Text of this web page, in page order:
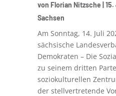
von Florian Nitzsche
Sachsen
Am Sonntag, 14. Juli
sächsische
Demokraten – Die
zu seinem dritten
soziokulturellen
der stellvertretende